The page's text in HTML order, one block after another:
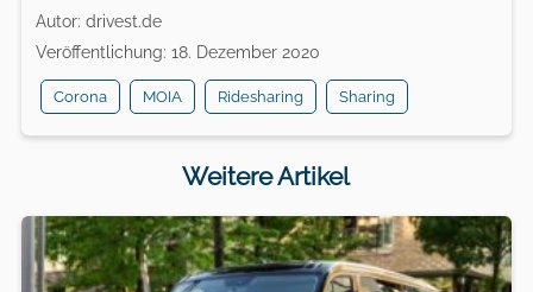
Autor: drivest.de
Veröffentlichung: 18. Dezember 2020
Corona MOIA Ridesharing Sharing
Weitere Artikel